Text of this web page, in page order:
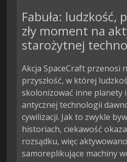
Fabuła: ludzkość,
zły moment na
starożytnej
Akcja SpaceCraft przenosi
przyszłość, w której
skolonizować inne planety
antycznej technologii
cywilizacji. Jak to zwykle
historiach, ciekawość
rozsądku, więc
samoreplikujące machiny